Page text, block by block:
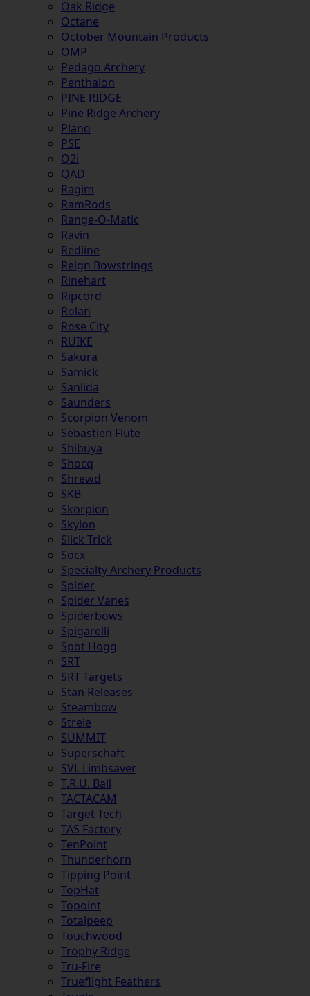
Oak Ridge
Octane
October Mountain Products
OMP
Pedago Archery
Penthalon
PINE RIDGE
Pine Ridge Archery
Plano
PSE
Q2i
QAD
Ragim
RamRods
Range-O-Matic
Ravin
Redline
Reign Bowstrings
Rinehart
Ripcord
Rolan
Rose City
RUIKE
Sakura
Samick
Sanlida
Saunders
Scorpion Venom
Sebastien Flute
Shibuya
Shocq
Shrewd
SKB
Skorpion
Skylon
Slick Trick
Socx
Specialty Archery Products
Spider
Spider Vanes
Spiderbows
Spigarelli
Spot Hogg
SRT
SRT Targets
Stan Releases
Steambow
Strele
SUMMIT
Superschaft
SVL Limbsaver
T.R.U. Ball
TACTACAM
Target Tech
TAS Factory
TenPoint
Thunderhorn
Tipping Point
TopHat
Topoint
Totalpeep
Touchwood
Trophy Ridge
Tru-Fire
Trueflight Feathers